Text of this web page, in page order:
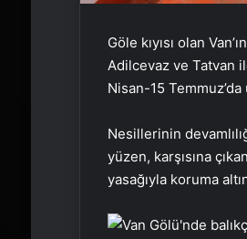
Göle kıyısı olan
Adilcevaz ve Tatvan
Nisan-15
Nesillerinin
yüzen, karşısına
yasağıyla koruma